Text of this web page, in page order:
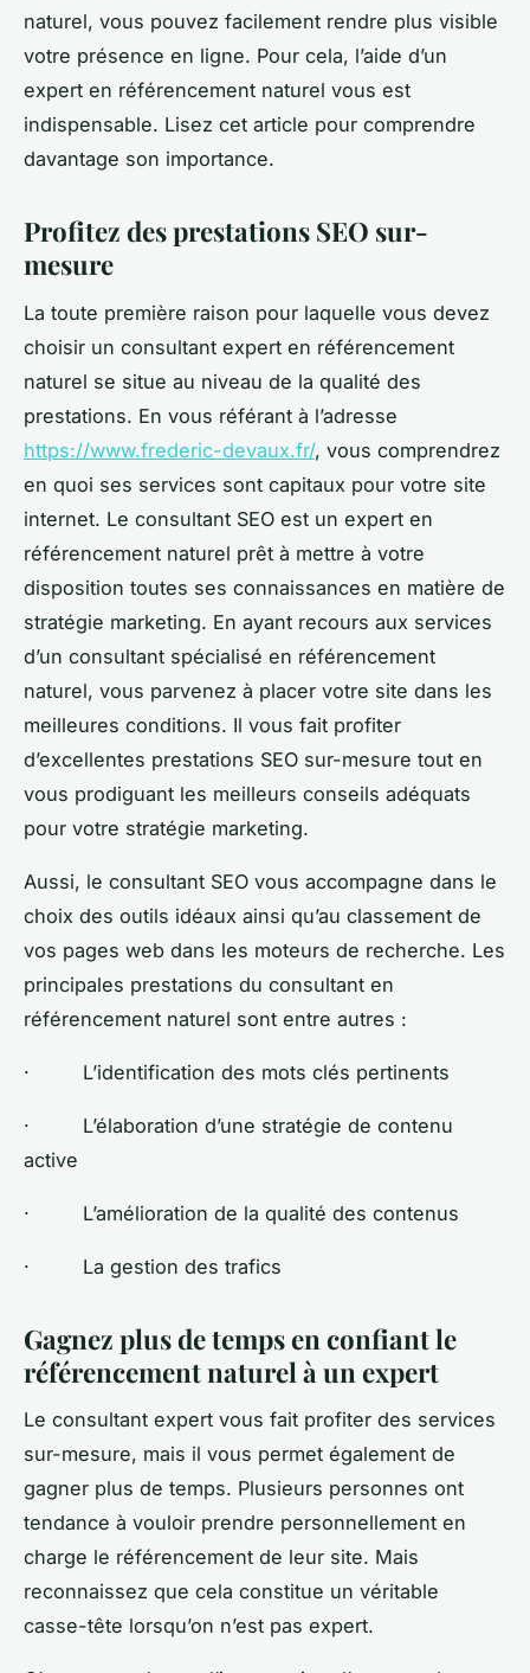
naturel, vous pouvez facilement rendre plus visible
votre présence en ligne. Pour cela, l’aide d’un
expert en référencement naturel vous est
indispensable. Lisez cet article pour comprendre
davantage son importance.
Profitez des prestations SEO sur-
mesure
La toute première raison pour laquelle vous devez
choisir un consultant expert en référencement
naturel se situe au niveau de la qualité des
prestations. En vous référant à l’adresse
https://www.frederic-devaux.fr/, vous comprendrez
en quoi ses services sont capitaux pour votre site
internet. Le consultant SEO est un expert en
référencement naturel prêt à mettre à votre
disposition toutes ses connaissances en matière de
stratégie marketing. En ayant recours aux services
d’un consultant spécialisé en référencement
naturel, vous parvenez à placer votre site dans les
meilleures conditions. Il vous fait profiter
d’excellentes prestations SEO sur-mesure tout en
vous prodiguant les meilleurs conseils adéquats
pour votre stratégie marketing.
Aussi, le consultant SEO vous accompagne dans le
choix des outils idéaux ainsi qu’au classement de
vos pages web dans les moteurs de recherche. Les
principales prestations du consultant en
référencement naturel sont entre autres :
· L’identification des mots clés pertinents
· L’élaboration d’une stratégie de contenu
active
· L’amélioration de la qualité des contenus
· La gestion des trafics
Gagnez plus de temps en confiant le
référencement naturel à un expert
Le consultant expert vous fait profiter des services
sur-mesure, mais il vous permet également de
gagner plus de temps. Plusieurs personnes ont
tendance à vouloir prendre personnellement en
charge le référencement de leur site. Mais
reconnaissez que cela constitue un véritable
casse-tête lorsqu’on n’est pas expert.